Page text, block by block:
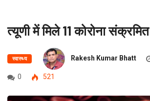
त्यूणी में मिले 11 कोरोना संक्रमित
स्वास्थ्य Rakesh Kumar Bhatt
0 521